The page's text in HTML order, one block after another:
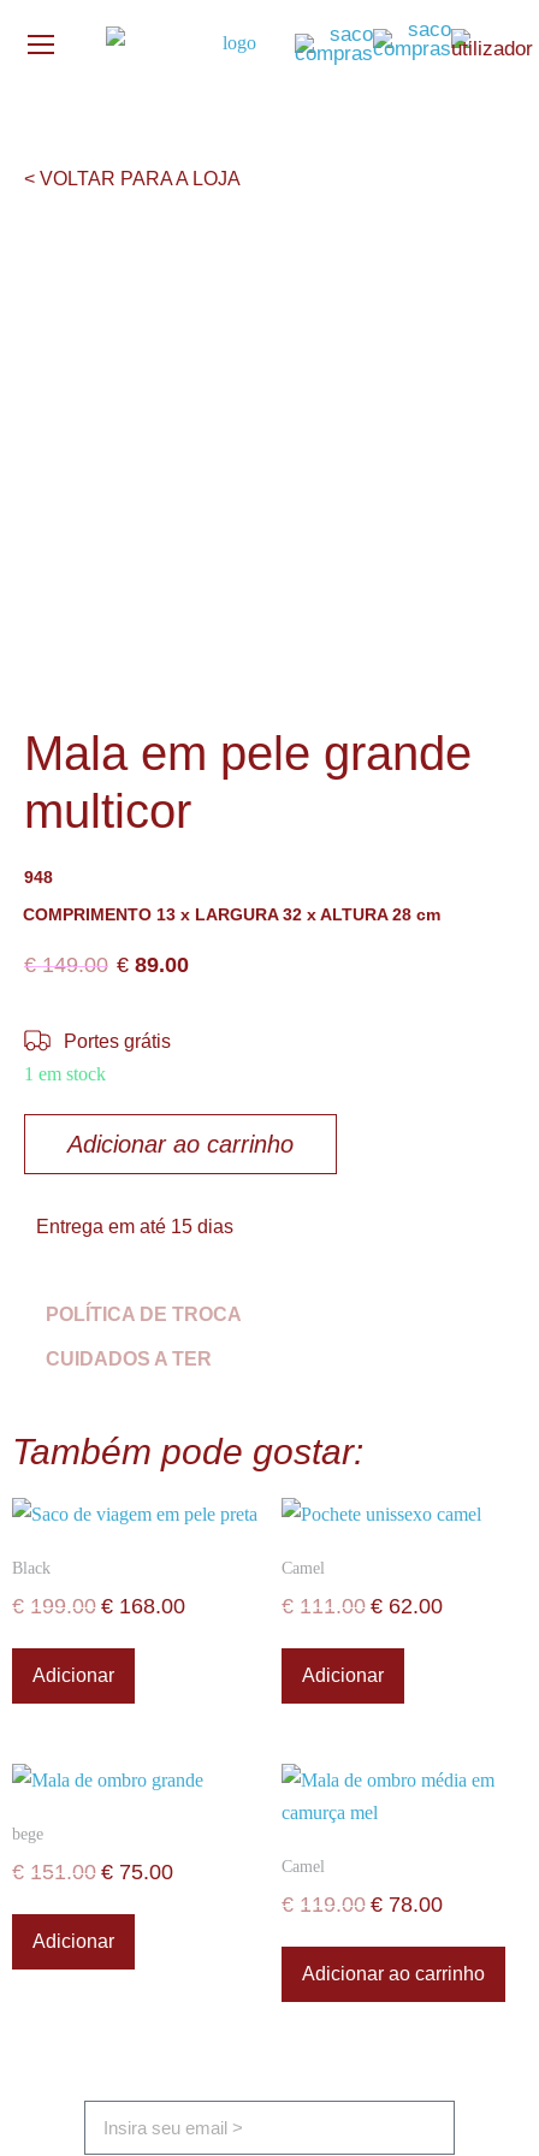
< VOLTAR PARA A LOJA
Mala em pele grande
multicor
948
COMPRIMENTO 13 x LARGURA 32 x ALTURA 28 cm
€149.00 € 89.00
Portes grátis
1 em stock
Adicionar ao carrinho
Entrega em até 15 dias
POLÍTICA DE TROCA
CUIDADOS A TER
Também pode gostar:
Black
€ 199.00 € 168.00
Adicionar
Camel
€ 111.00 € 62.00
Adicionar
bege
€ 151.00 € 75.00
Adicionar
Camel
€ 119.00 € 78.00
Adicionar ao carrinho